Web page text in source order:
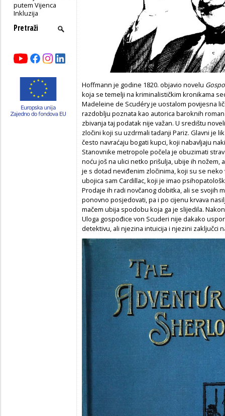
putem Vijenca
Inkluzija
Hoffmann je godine 1820. objavio novelu
koja se temelji na kriminalističkim kronikama
Madeleine de Scudéry je uostalom povijesna
razdoblju poznata kao autorica baroknih
zbivanja taj podatak nije važan. U središtu
zločini koji su uzdrmali tadanji Pariz. Glavni je
često navraćaju bogati kupci, koji nabavljaju
Stanovnike metropole počela je obuzimati
noću još na ulici netko prišulja, ubije ih nožem,
je s dotad neviđenim zločinima, koji su se
ubojica sam Cardillac, koji je imao
Prodaje ih radi novčanog dobitka, ali se svojih
ponovno posjedovati, pa i po cijenu krvava
mačem ubija spodobu koja ga je slijedila.
Uloga gospođice von Scuderi nije dakako
detektivu, ali njezina intuicija i njezini zaključci